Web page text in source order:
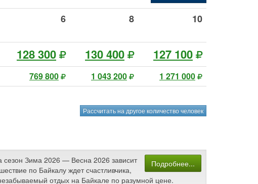
6 8 10
128 300 130 400 127 100
769 800 1 043 200 1 271 000
Рассчитать на другое количество человек
Подробнее...
сезон Зима 2026 — Весна 2026 зависит
по Байкалу ждет счастливчика,
отдых на Байкале по разумной цене.